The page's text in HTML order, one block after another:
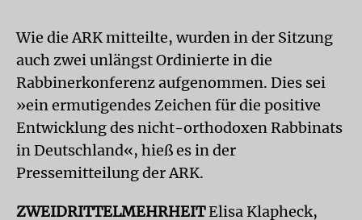
Wie die ARK mitteilte, wurden in der Sitzung
auch zwei unlängst Ordinierte in die
Rabbinerkonferenz aufgenommen. Dies sei
»ein ermutigendes Zeichen für die positive
Entwicklung des nicht-orthodoxen Rabbinats
in Deutschland«, hieß es in der
Pressemitteilung der ARK.
ZWEIDRITTELMEHRHEITElisa Klap­heck,